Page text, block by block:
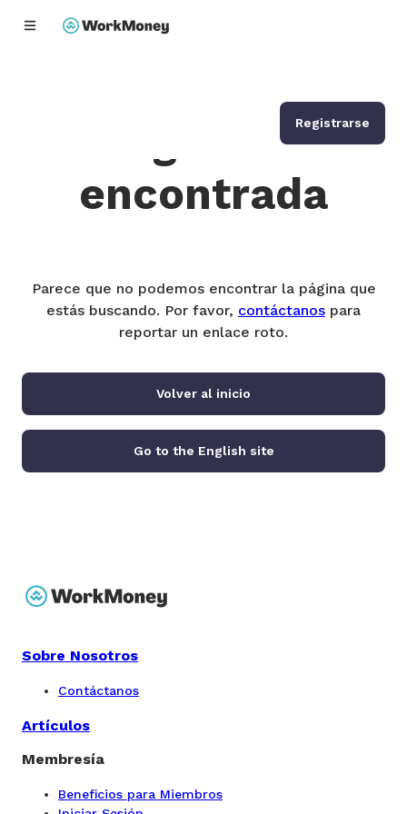
Registrarse
Página no
encontrada
Parece que no podemos encontrar la página que
estás buscando. Por favor, contáctanos para
reportar un enlace roto.
Volver al inicio
Go to the English site
Sobre Nosotros
Contáctanos
Artículos
Membresía
Beneficios para Miembros